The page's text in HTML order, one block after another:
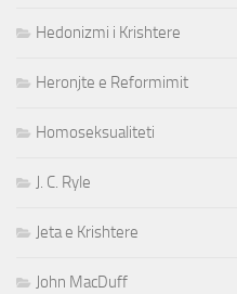
Hedonizmi i Krishtere
Heronjte e Reformimit
Homoseksualiteti
J. C. Ryle
Jeta e Krishtere
John MacDuff